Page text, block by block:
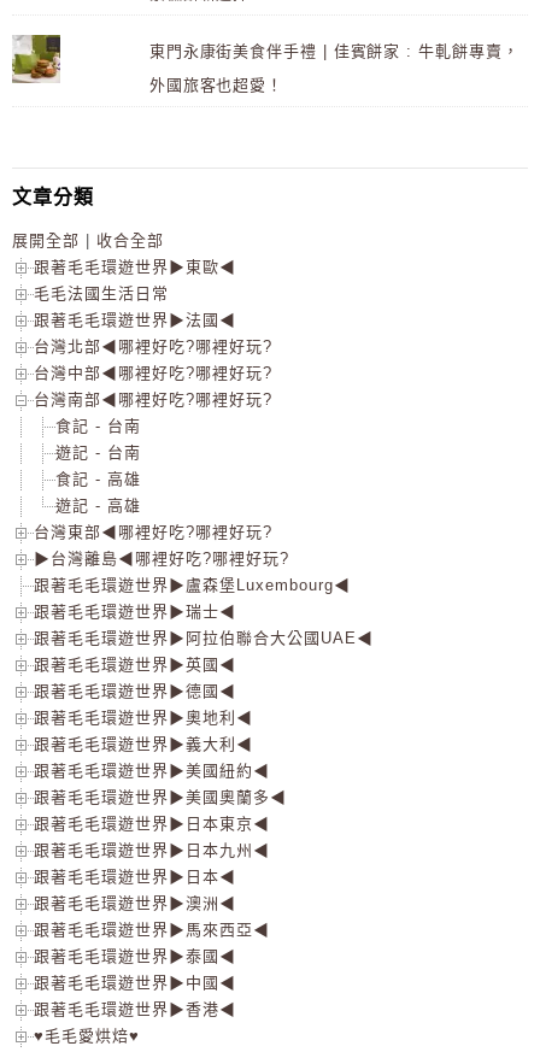
東門永康街美食伴手禮 | 佳賓餅家 : 牛軋餅專賣，
外國旅客也超愛！
文章分類
展開全部
收合全部
跟著毛毛環遊世界▶東歐◀
毛毛法國生活日常
跟著毛毛環遊世界▶法國◀
台灣北部◀哪裡好吃?哪裡好玩?
台灣中部◀哪裡好吃?哪裡好玩?
台灣南部◀哪裡好吃?哪裡好玩?
食記 - 台南
遊記 - 台南
食記 - 高雄
遊記 - 高雄
台灣東部◀哪裡好吃?哪裡好玩?
▶台灣離島◀哪裡好吃?哪裡好玩?
跟著毛毛環遊世界▶盧森堡Luxembourg◀
跟著毛毛環遊世界▶瑞士◀
跟著毛毛環遊世界▶阿拉伯聯合大公國UAE◀
跟著毛毛環遊世界▶英國◀
跟著毛毛環遊世界▶德國◀
跟著毛毛環遊世界▶奧地利◀
跟著毛毛環遊世界▶義大利◀
跟著毛毛環遊世界▶美國紐約◀
跟著毛毛環遊世界▶美國奧蘭多◀
跟著毛毛環遊世界▶日本東京◀
跟著毛毛環遊世界▶日本九州◀
跟著毛毛環遊世界▶日本◀
跟著毛毛環遊世界▶澳洲◀
跟著毛毛環遊世界▶馬來西亞◀
跟著毛毛環遊世界▶泰國◀
跟著毛毛環遊世界▶中國◀
跟著毛毛環遊世界▶香港◀
♥毛毛愛烘焙♥